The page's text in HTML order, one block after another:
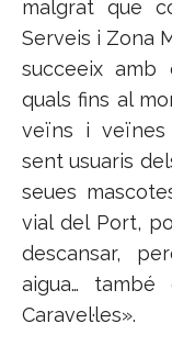
malgrat que
Serveis i Zona
succeeix
quals fins al
veïns i veïnes
sent usuaris
seues
vial del Port,
descansar,
aigua…
Caravel·les».